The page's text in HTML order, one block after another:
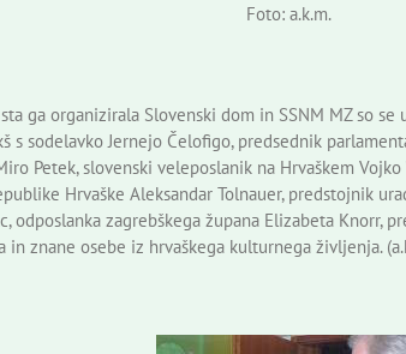
Foto: a.k.m.
ga organizirala Slovenski dom in SSNM MZ so
s sodelavko Jernejo Čelofigo, predsednik
Petek, slovenski veleposlanik na Hrvaškem
Hrvaške Aleksandar Tolnauer, predstojnik
odposlanka zagrebškega župana Elizabeta Knorr,
in znane osebe iz hrvaškega kulturnega življenja.